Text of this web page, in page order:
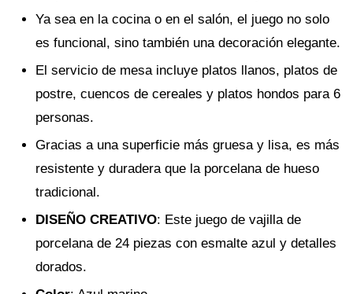
Ya sea en la cocina o en el salón, el juego no solo
es funcional, sino también una decoración elegante.
El servicio de mesa incluye platos llanos, platos de
postre, cuencos de cereales y platos hondos para 6
personas.
Gracias a una superficie más gruesa y lisa, es más
resistente y duradera que la porcelana de hueso
tradicional.
DISEÑO CREATIVO: Este juego de vajilla de
porcelana de 24 piezas con esmalte azul y detalles
dorados.